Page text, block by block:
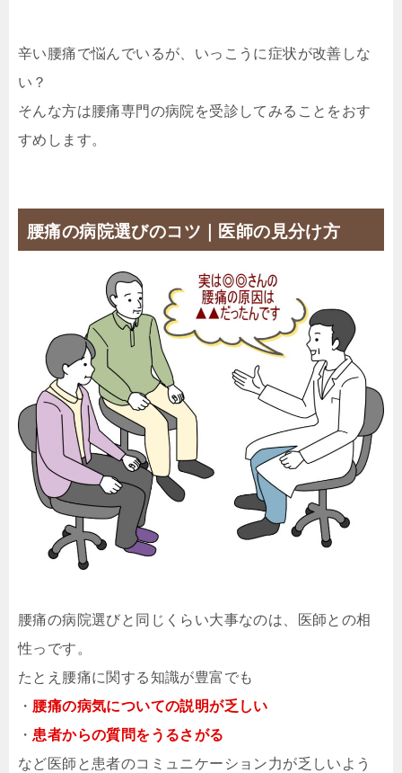
辛い腰痛で悩んでいるが、いっこうに症状が改善しな
い？
そんな方は腰痛専門の病院を受診してみることをおす
すめします。
腰痛の病院選びのコツ｜医師の見分け方
腰痛の病院選びと同じくらい大事なのは、医師との相
性っです。
たとえ腰痛に関する知識が豊富でも
・ 腰痛の病気についての説明が乏しい
・ 患者からの質問をうるさがる
など医師と患者のコミュニケーション力が乏しいよう